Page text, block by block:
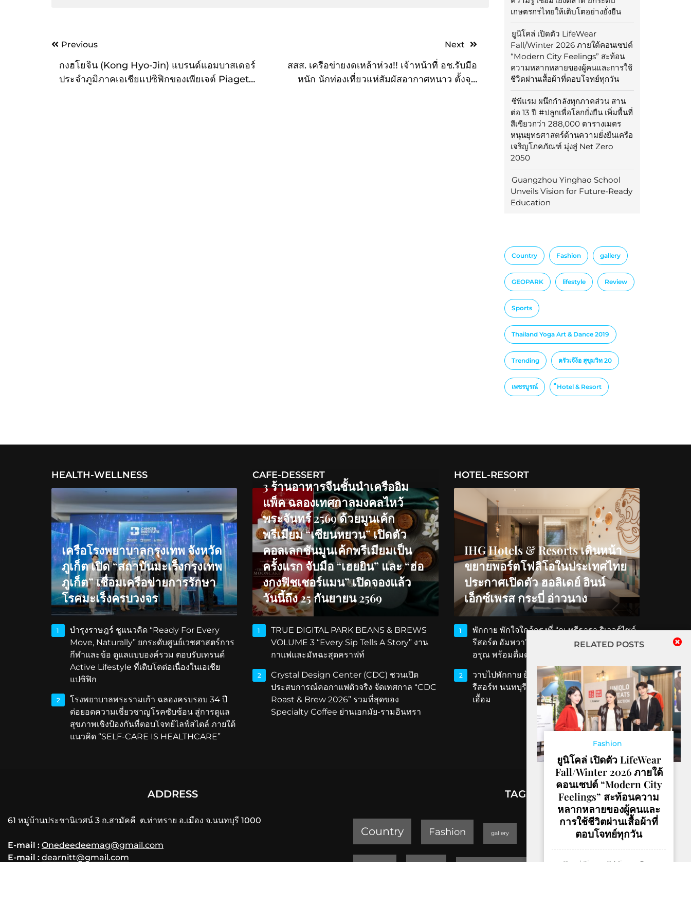
เกษตรกรไทยให้เติบโตอย่างยั่งยืน
ยูนิโคล่ เปิดตัว LifeWear
Fall/Winter 2026 ภายใต้คอนเซปต์
“Modern City Feelings” สะท้อน
ความหลากหลายของผู้คนและการใช้
ชีวิตผ่านเสื้อผ้าที่ตอบโจทย์ทุกวัน
ซีพีแรม ผนึกกำลังทุกภาคส่วน สาน
ต่อ 13 ปี #ปลูกเพื่อโลกยั่งยืน เพิ่มพื้นที่
สีเขียวกว่า 288,000 ตารางเมตร
หนุนยุทธศาสตร์ด้านความยั่งยืนเครือ
เจริญโภคภัณฑ์ มุ่งสู่ Net Zero
2050
Guangzhou Yinghao School
Unveils Vision for Future-Ready
Education
Country Fashion gallery
GEOPARK lifestyle Review
Sports
Thailand Yoga Art & Dance 2019
Trending ครัวเจ๊ง้อ สุขุมวิท 20
เพชรบูรณ์ ็Hotel & Resort
PostPrevious
กงฮโยจิน (Kong Hyo-Jin) แบรนด์แอมบาสเดอร์
ประจำภูมิภาคเอเชียแปซิฟิกของเพียเจต์ Piaget
Next
สสส. เครือข่ายงดเหล้าห่วง!! เจ้าหน้าที่ อช.รับมือ
หนัก นักท่องเที่ยวแห่สัมผัสอากาศหนาว ตั้งจุด
RELATED POSTS
Fashion
ยูนิโคล่ เปิดตัว LifeWear
Fall/Winter 2026 ภายใต้
คอนเซปต์ “Modern City
Feelings” สะท้อนความ
หลากหลายของผู้คนและ
การใช้ชีวิตผ่านเสื้อผ้าที่
ตอบโจทย์ทุกวัน
Read Time: 2 Min
HEALTH-WELLNESS
เครือโรงพยาบาลกรุงเทพ จังหวัด
ภูเก็ต เปิด “สถาบันมะเร็งกรุงเทพ
ภูเก็ต” เชื่อมเครือข่ายการรักษา
โรคมะเร็งครบวงจร
1
บำรุงราษฎร์ ชูแนวคิด “Ready For Every
Move, Naturally” ยกระดับศูนย์เวชศาสตร์การ
กีฬาและข้อ ดูแลแบบองค์รวม ตอบรับเทรนด์
Active Lifestyle ที่เติบโตต่อเนื่องในเอเชีย
แปซิฟิก
2
โรงพยาบาลพระรามเก้า ฉลองครบรอบ 34 ปี
ต่อยอดความเชี่ยวชาญโรคซับซ้อน สู่การดูแล
สุขภาพเชิงป้องกันที่ตอบโจทย์ไลฟ์สไตล์ ภายใต้
แนวคิด “SELF-CARE IS HEALTHCARE”
CAFE-DESSERT
3 ร้านอาหารจีนชั้นนำเครืออิม
แพ็ค ฉลองเทศกาลมงคลไหว้
พระจันทร์ 2569 ด้วยมูนเค้ก
พรีเมียม “เซียนหยวน” เปิดตัว
คอลเลกชันมูนเค้กพรีเมียมเป็น
ครั้งแรก จับมือ “เฮยยิน” และ “ฮ่อ
งกงฟิชเชอร์แมน” เปิดจองแล้ว
วันนี้ถึง 25 กันยายน 2569
1
TRUE DIGITAL PARK BEANS & BREWS
VOLUME 3 “Every Sip Tells A Story” งาน
กาแฟและมัทฉะสุดคราฟท์
2
Crystal Design Center (CDC) ชวนเปิด
ประสบการณ์คอกาแฟตัวจริง จัดเทศกาล “CDC
Roast & Brew 2026” รวมที่สุดของ
Specialty Coffee ย่านเอกมัย-รามอินทรา
HOTEL-RESORT
IHG Hotels & Resorts เดินหน้า
ขยายพอร์ตโฟลิโอในประเทศไทย
ประกาศเปิดตัว ฮอลิเดย์ อินน์
เอ็กซ์เพรส กระบี่ อ่าวนาง
1
พักกาย พักใจใกล้กรุงที่ “ณ ทรีธารา ริเวอร์ไซด์
รีสอร์ต อัมพวา” สัมผัสวิถีริมน้ำ ตักบาตรรับ
อรุณ พร้อมดื่มด่ำเสน่ห์สมุทรสงคราม
2
วาบไปพักกาย ย้อนเวลาไปพักใจที่ ‘ทับขวัญ
รีสอร์ท นนทบุรี’ เสน่ห์เรือนไทยโบราณใกล้แค่
เอื้อม
ADDRESS
61 หมู่บ้านประชานิเวศน์ 3 ถ.สามัคคี ต.ท่าทราย อ.เมือง จ.นนทบุรี 1000
E-mail : Onedeedeemag@gmail.com
E-mail : dearnitt@gmail.com
TAGS
Country Fashion gallery lifestyle
Trending